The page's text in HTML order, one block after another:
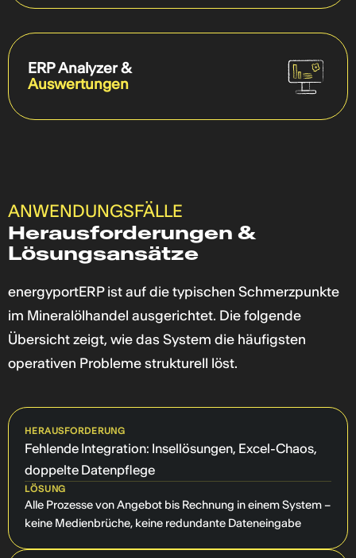
ERP Analyzer &
Auswertungen
ANWENDUNGSFÄLLE
Herausforderungen &
Lösungsansätze
energyportERP ist auf die typischen Schmerzpunkte
im Mineralölhandel ausgerichtet. Die folgende
Übersicht zeigt, wie das System die häufigsten
operativen Probleme strukturell löst.
HERAUSFORDERUNG
Fehlende Integration: Insellösungen, Excel-Chaos,
doppelte Datenpflege
LÖSUNG
Alle Prozesse von Angebot bis Rechnung in einem System –
keine Medienbrüche, keine redundante Dateneingabe